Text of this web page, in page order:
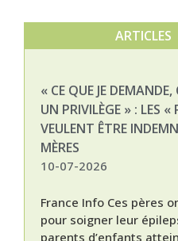
« CE QUE JE
UN PRIVILÈGE » : LES
VEULENT ÊTRE
MÈRES
10-07-2026
France Info Ces pères
pour soigner leur
parents d’enfants